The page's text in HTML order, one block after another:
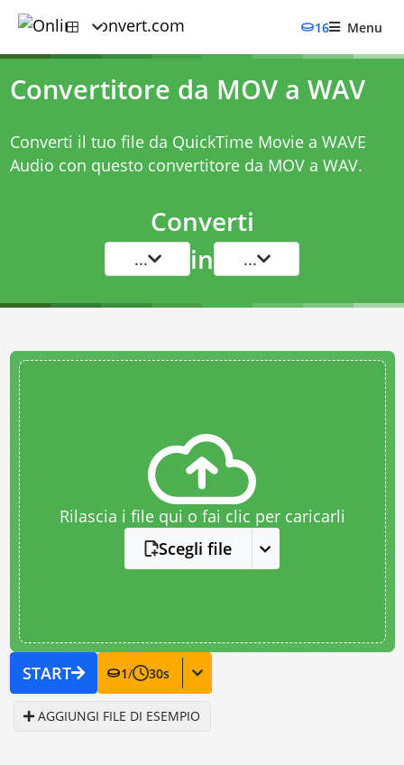
16 Menu
Convertitore da MOV a WAV
Converti il tuo file da QuickTime Movie a WAVE
Audio con questo convertitore da MOV a WAV.
Converti
... in ...
Rilascia i file qui o fai clic per caricarli
Scegli file
START 1/ 30s
AGGIUNGI FILE DI ESEMPIO